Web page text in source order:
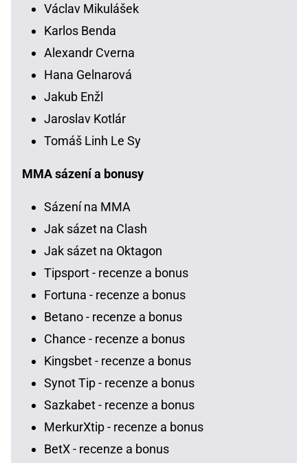
Václav Mikulášek
Karlos Benda
Alexandr Cverna
Hana Gelnarová
Jakub Enžl
Jaroslav Kotlár
Tomáš Linh Le Sy
MMA sázení a bonusy
Sázení na MMA
Jak sázet na Clash
Jak sázet na Oktagon
Tipsport - recenze a bonus
Fortuna - recenze a bonus
Betano - recenze a bonus
Chance - recenze a bonus
Kingsbet - recenze a bonus
Synot Tip - recenze a bonus
Sazkabet - recenze a bonus
MerkurXtip - recenze a bonus
BetX - recenze a bonus